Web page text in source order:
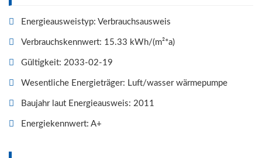
Energieausweistyp: Verbrauchsausweis
Verbrauchskennwert: 15.33 kWh/(m²*a)
Gültigkeit: 2033-02-19
Wesentliche Energieträger: Luft/wasser wärmepumpe
Baujahr laut Energieausweis: 2011
Energiekennwert: A+